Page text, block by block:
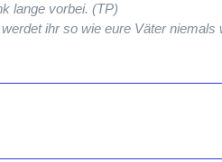
lange vorbei. (TP)
ihr so wie eure Väter niemals